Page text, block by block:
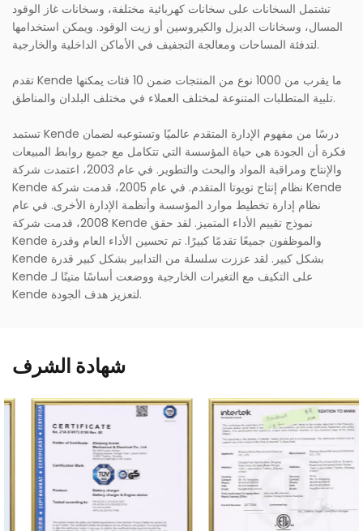
تشتمل السخانات على سخانات كهربائية مختلفة، وسخانات غاز الوقود
المسال، وسخانات الديزل والكيروسين أو زيت الوقود. ويمكن استخدامها
لتدفئة المساحات ومعالجة التجفيف في الأماكن الداخلية والخارجية.
تقدم Kende ما يقرب من 1000 نوع من المنتجات ضمن 10 فئات يمكنها
تلبية المتطلبات المتنوعة لمختلف العملاء في مختلف البلدان والمناطق.
تستمد Kende درسًا من مفهوم الإدارة المتقدم عالميًا وتستوعبه لضمان
فكرة أن الجودة هي حياة المؤسسة التي تتكامل مع جميع روابط المبيعات
والإنتاج ومراقبة المواد والبحث والتطوير. في عام 2003، اعتمدت شركة
Kende نظام إنتاج تويوتا المتقدم. في عام 2005، قدمت شركة Kende
نظام إدارة تخطيط موارد المؤسسة وأنظمة الإدارة الأخرى. في عام
2008، قدمت شركة Kende نموذج تقييم الأداء المتميز. لقد حقق
Kende والموظفون جميعًا تقدمًا كبيرًا. تم تحسين الأداء العام وقدرة
Kende بشكل كبير. لقد عززت سلسلة من التدابير بشكل كبير قدرة
Kende على التكيف مع التغيرات الخارجية ووضعت أساسًا متينًا لـ
Kende لتعزيز هدف الجودة.
شهادة الشرف